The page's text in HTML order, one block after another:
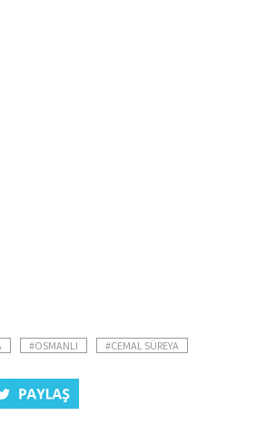
#OSMANLI #CEMAL SÜREYA